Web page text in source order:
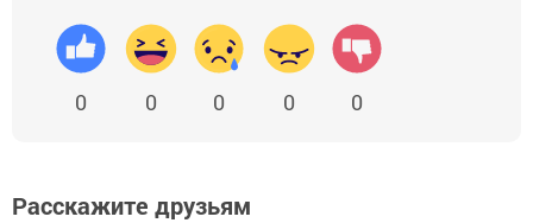
0 0 0 0 0
Расскажите друзьям